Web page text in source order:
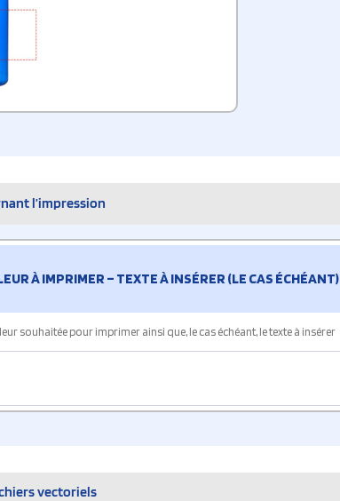
l’impression
À IMPRIMER – TEXTE À INSÉRER (LE CAS ÉCHÉANT)
souhaitée pour imprimer ainsi que, le cas échéant, le texte à insérer
vectoriels